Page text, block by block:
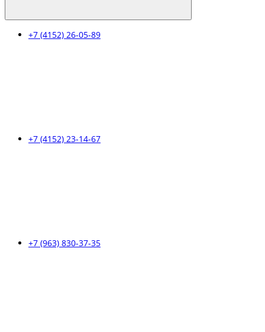
+7 (4152) 26-05-89
+7 (4152) 23-14-67
+7 (963) 830-37-35